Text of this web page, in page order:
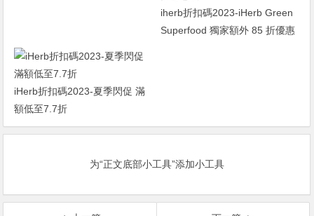
iherb折扣碼2023-iHerb Green
Superfood 獨家額外 85 折優惠
iHerb折扣碼2023-夏季閃促 滿
額低至7.7折
为“正文底部小工具”添加小工具